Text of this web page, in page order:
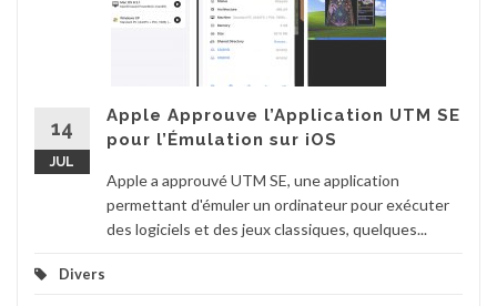
14
JUL
Apple Approuve l’Application UTM SE
pour l’Émulation sur iOS
Apple a approuvé UTM SE, une application
permettant d'émuler un ordinateur pour exécuter
des logiciels et des jeux classiques, quelques...
Divers